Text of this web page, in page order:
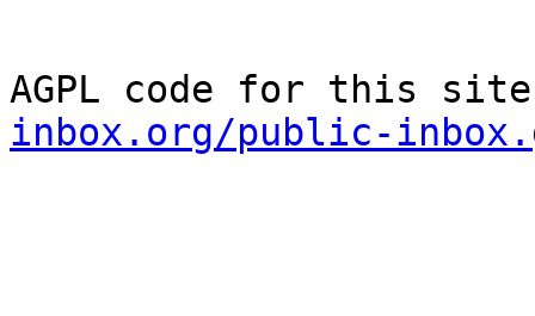
AGPL code for this
inbox.org/public-